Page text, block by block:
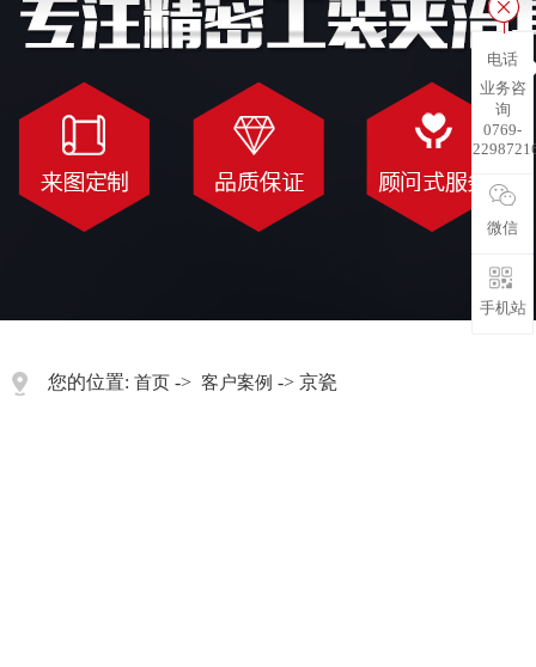
您的位置: 首页 -> 客户案例 -> 京瓷
电话
业务咨
询
0769-
微信
手机站